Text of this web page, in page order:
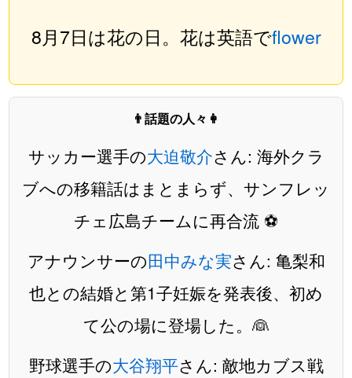
8月7日は花の日。花は英語でflower
👨話題の人々👩
サッカー選手の大迫敬介さん: 海外クラ
ブへの移籍話はまとまらず、サンフレッ
チェ広島チームに再合流 ⚽️
アナウンサーの田中みな実さん: 亀梨和
也との結婚と第1子妊娠を発表後、初め
て公の場に登場した。👰
野球選手の大谷翔平さん: 敵地カブス戦